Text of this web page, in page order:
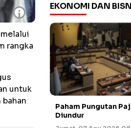
i
rangka
untuk
EKONOMI DAN
Paham Pungutan
Diundur